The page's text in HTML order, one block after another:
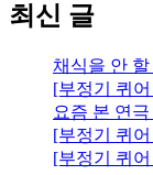
여
성
범
주
최신 글
채식을 안 할
[부정기 퀴
요즘 본 연극
[부정기 퀴
[부정기 퀴